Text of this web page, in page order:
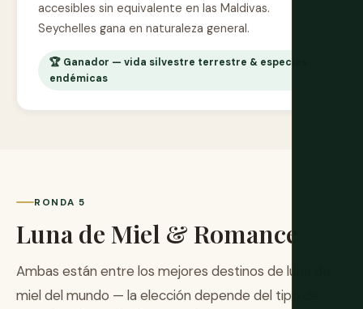
accesibles sin equivalente en las Maldivas.
Seychelles gana en naturaleza general.
🏆 Ganador — vida silvestre terrestre & especies
endémicas
RONDA 5
Luna de Miel & Romance
Ambas están entre los mejores destinos de luna de
miel del mundo — la elección depende del tipo de